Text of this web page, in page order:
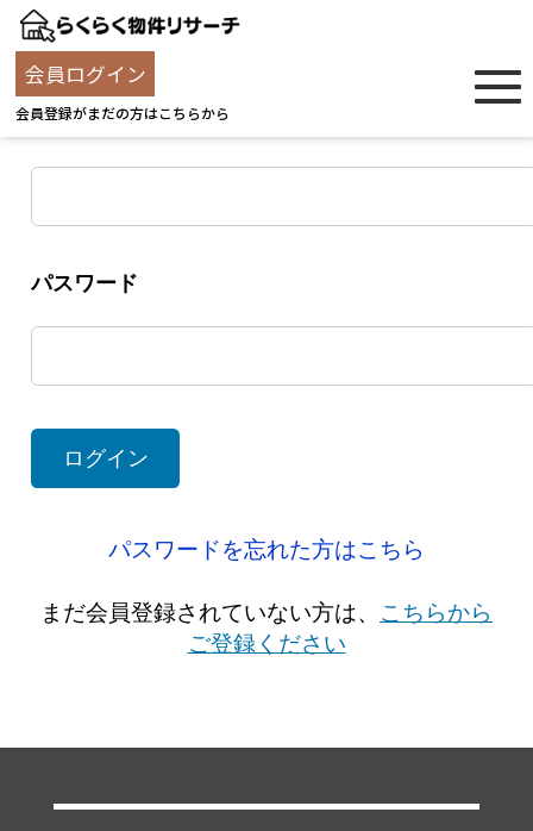
会員ログイン
会員登録がまだの方はこちらから
ユーザー名
パスワード
パスワードを忘れた方はこちら
まだ会員登録されていない方は、 こちらから
ご登録ください